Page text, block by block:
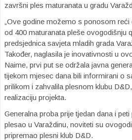
završni ples maturanata u gradu
„Ove godine možemo s ponosom
od 400 maturanata pleše ovogodišnju
predsjednica savjeta mladih grada
Također, naglasila je inovativnosti u
Naime, prvi put se održala javna
tijekom mjesec dana bili informirani o
prilikom i zahvalila plesnom klubu
realizaciju projekta.
Generalna proba prije tjedan dana i
plesao u Varaždinu, noviteti su
pripremao plesni klub D&D.